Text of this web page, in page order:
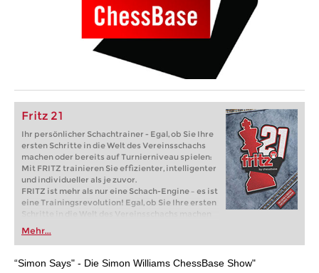
Fritz 21
Ihr persönlicher Schachtrainer - Egal, ob Sie Ihre
ersten Schritte in die Welt des Vereinsschachs
machen oder bereits auf Turnierniveau spielen:
Mit FRITZ trainieren Sie effizienter, intelligenter
und individueller als je zuvor.
FRITZ ist mehr als nur eine Schach-Engine – es ist
eine Trainingsrevolution! Egal, ob Sie Ihre ersten
Schritte in die Welt des Vereinsschachs machen
oder bereits auf Turnierniveau spielen: Mit
FRITZ trainieren Sie effizienter, intelligenter und
individueller als je zuvor.
Mehr...
“Simon Says" - Die Simon Williams ChessBase Show"